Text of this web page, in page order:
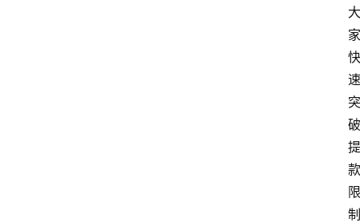
大
家
快
速
突
破
提
款
限
制